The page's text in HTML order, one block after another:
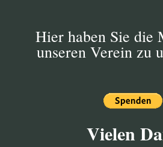
Hier haben Sie die
unseren Verein zu
Vielen